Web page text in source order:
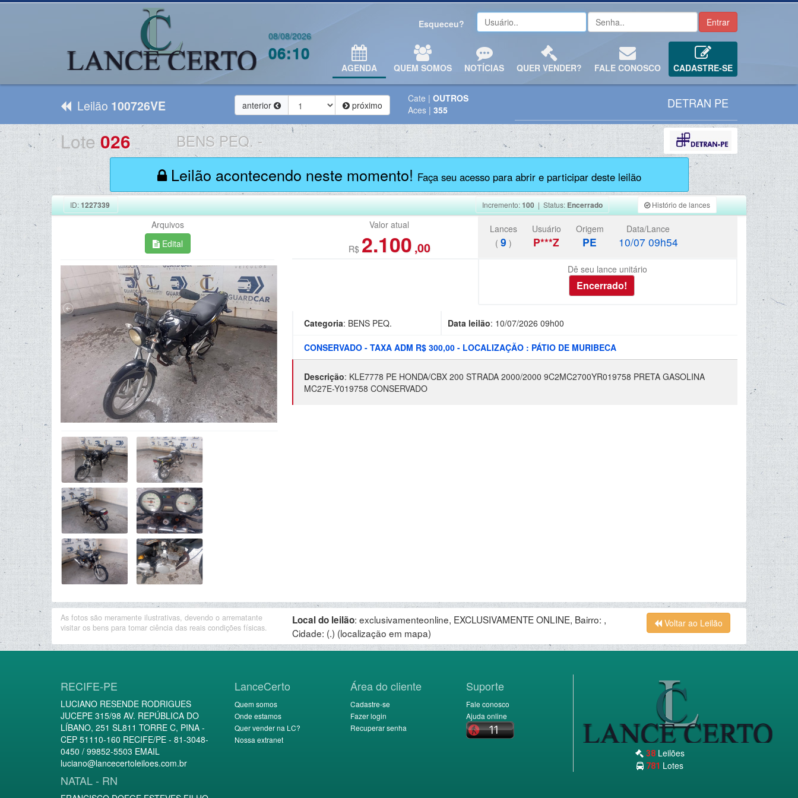
08/08/2026
06:10
Esqueceu?
AGENDA QUEM SOMOS NOTÍCIAS QUER VENDER? FALE CONOSCO CADASTRE-SE
Leilão 100726VE anterior próximo
Cate | OUTROS
Aces | 355 DETRAN PE
Lote026 BENS PEQ. -
Leilão acontecendo neste momento! Faça seu acesso para abrir e participar deste leilão
ID:1227339 Incremento:100 | Status:Encerrado Histório de lances
Arquivos
Edital
Valor atual
R$ 2.100 ,00
Lances
( 9 )
Usuário
P***Z
Origem
PE
Data/Lance
10/07 09h54
Dê seu lance unitário
Categoria: BENS PEQ. Data leilão: 10/07/2026 09h00
CONSERVADO - TAXA ADM R$ 300,00 - LOCALIZAÇÃO : PÁTIO DE MURIBECA
Descrição: KLE7778 PE HONDA/CBX 200 STRADA 2000/2000 9C2MC2700YR019758 PRETA GASOLINA
MC27E-Y019758 CONSERVADO
As fotos são meramente ilustrativas, devendo o arrematante
visitar os bens para tomar ciência das reais condições físicas.
Local do leilão: exclusivamenteonline, EXCLUSIVAMENTE ONLINE, Bairro: ,
Cidade: (.) (localização em mapa)
Voltar ao Leilão
RECIFE-PE
LUCIANO RESENDE RODRIGUES
JUCEPE 315/98 AV. REPÚBLICA DO
LÍBANO, 251 SL811 TORRE C, PINA -
CEP 51110-160 RECIFE/PE - 81-3048-
0450 / 99852-5503 EMAIL
luciano@lancecertoleiloes.com.br
NATAL - RN
LanceCerto
Quem somos
Onde estamos
Quer vender na LC?
Nossa extranet
Área do cliente
Cadastre-se
Fazer login
Recuperar senha
Suporte
Fale conosco
Ajuda online
38Leilões
781 Lotes